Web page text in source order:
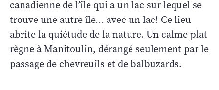
canadienne de l’île qui a un lac sur lequel se
trouve une autre île… avec un lac! Ce lieu
abrite la quiétude de la nature. Un calme plat
règne à Manitoulin, dérangé seulement par le
passage de chevreuils et de balbuzards.